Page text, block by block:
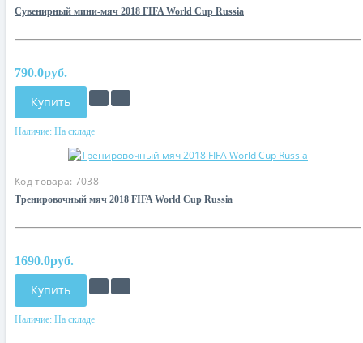
Сувенирный мини-мяч 2018 FIFA World Cup Russia
790.0руб.
Купить
Наличие: На складе
Код товара: 7038
Тренировочный мяч 2018 FIFA World Cup Russia
1690.0руб.
Купить
Наличие: На складе